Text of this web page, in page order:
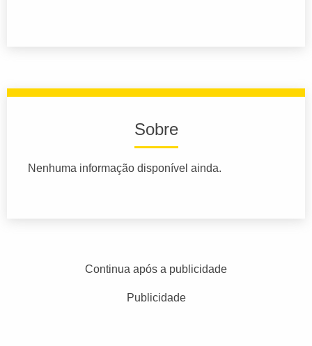
Sobre
Nenhuma informação disponível ainda.
Continua após a publicidade
Publicidade